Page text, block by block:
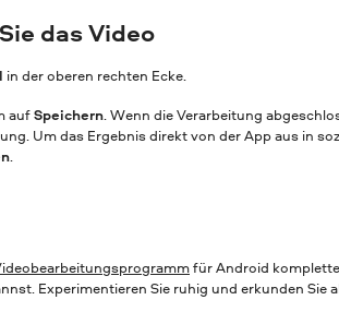
das Video
in der oberen rechten Ecke.
aufSpeichern. Wenn die Verarbeitung
Um das Ergebnis direkt von der App aus in
.
für Android
Experimentieren Sie ruhig und erkunden Sie